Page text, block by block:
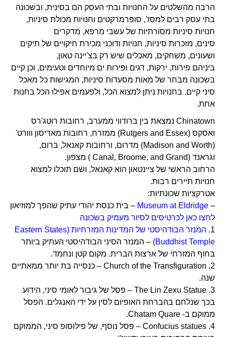
הרבה מהשלטים על החנויות ובתי העסק הם בסינית, ובשכונה
בתי עסק רבים למסז', סופרמרקטים וחנויות מכולת סיניות,
חנויות סיניות מסורתיות של עשבי מרפא, מדקרים
סינים, מזכרות סיניות, חנויות ודוכני מכירת חיקויים של תיקים
ושעונים, משחקים, מאכלים שיש רק בצ'יינה טאון,
ביניהם פירות, ירקות, דגים ופירות ים מיוחדים וטעימים, וכן קיים
בשכונה מבחר של מאות מסעדות סיניות, המגישות כל מאכל
סיני קיים. בחנויות ניתן למצוא הכל, ולפעמים אפילו הכל בחנות
אחת.
Chinatown נמצאת בין ברודווי ממערב, רחובות רוטג'רס
ואסקס (Rutgers and Essex) ממזרח, רחובות מאדיסון ווורט'
(Madison and Worth) מדרום, ורחובות קאנאל, ברום,
וגראנד (Canal, Broome, and Grand ) מצפון.
הרחוב הראשי של ציינטאון הוא קאנאל, ושם תוכלו למצוא
חנויות תיירים רבות.
אטרקציות שכונתיות:
–
Museum at Eldridge – בית כנסת יהודי עתיק שהפך למוזיאון
לחצו כאן לכרטיסים לסיור מעמיק בשכונה
1.
המנזר הבודהיסטי של המדינות המזרחיות (Eastern States
Buddhist Temple)
– המנזר הסיני הבודהיסטי העתיק ביותר
בחוף המזרחי של ארצות הברית. מקום קטן ונחמד.
2. Church of the Transfiguration – כנסייה בת יותר ממאתיים
שנה.
3. The Lin Zexu Statue – פסל של גיבור לאומי סיני, הידוע
בכך שנלחם בהברחת האופיום לסין על ידי האנגלים. הפסל
ממוקם ב- Chatam Quare.
4. Confucius statues – פסל נוסף, של פילוסופ סיני, הממוקם